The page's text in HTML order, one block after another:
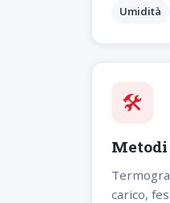
Umidità
🛠️
carico,